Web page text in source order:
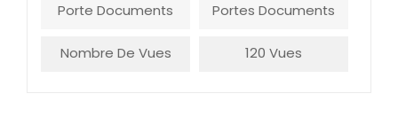
Porte Documents Portes Documents
Nombre De Vues 120 Vues